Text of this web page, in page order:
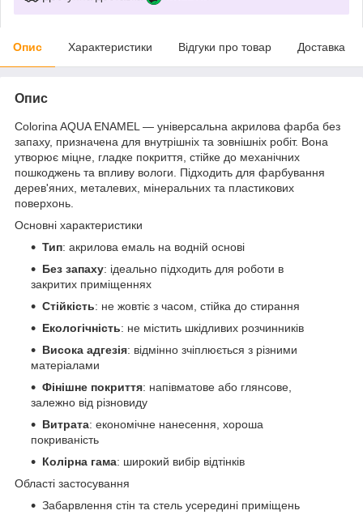
Опис Характеристики Відгуки про товар Доставка
Опис
Colorina AQUA ENAMEL — універсальна акрилова фарба без
запаху, призначена для внутрішніх та зовнішніх робіт. Вона
утворює міцне, гладке покриття, стійке до механічних
пошкоджень та впливу вологи. Підходить для фарбування
дерев'яних, металевих, мінеральних та пластикових
поверхонь.
Основні характеристики
Тип: акрилова емаль на водній основі
Без запаху: ідеально підходить для роботи в
закритих приміщеннях
Стійкість: не жовтіє з часом, стійка до стирання
Екологічність: не містить шкідливих розчинників
Висока адгезія: відмінно зчіплюється з різними
матеріалами
Фінішне покриття: напівматове або глянсове,
залежно від різновиду
Витрата: економічне нанесення, хороша
покриваність
Колірна гама: широкий вибір відтінків
Області застосування
Забарвлення стін та стель усередині приміщень